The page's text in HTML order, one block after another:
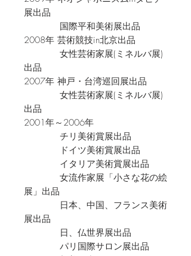
展出品
国際平和美術展出品
2008年 芸術競技in北京出品
女性芸術家展(ミネルバ展)
出品
2007年 神戸・台湾巡回展出品
女性芸術家展(ミネルバ展)
出品
2001年～2006年
チリ美術賞展出品
ドイツ美術賞展出品
イタリア美術賞展出品
女流作家展「小さな花の絵
展」出品
日本、中国、フランス美術
展出品
日、仏世界展出品
パリ国際サロン展出品